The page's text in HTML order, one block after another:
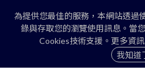
為提供您最佳的服務，本網站透過
錄與存取您的瀏覽使用訊息。當
Cookies技術支援。更多資
我知道